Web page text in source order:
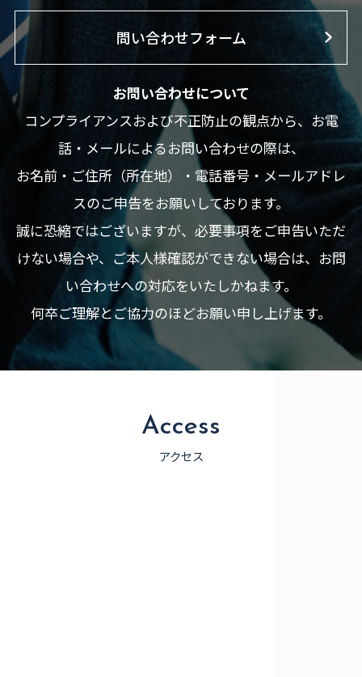
問い合わせフォーム
お問い合わせについて
コンプライアンスおよび不正防止の観点から、お電
話・メールによるお問い合わせの際は、
お名前・ご住所（所在地）・電話番号・メールアドレ
スのご申告をお願いしております。
誠に恐縮ではございますが、必要事項をご申告いただ
けない場合や、ご本人様確認ができない場合は、お問
い合わせへの対応をいたしかねます。
何卒ご理解とご協力のほどお願い申し上げます。
Access
アクセス